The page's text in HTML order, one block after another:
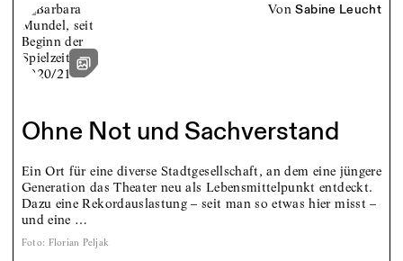
von Sabine Leucht
Ohne Not und Sachverstand
Ein Ort für eine diverse Stadtgesellschaft, an dem eine jüngere
Generation das Theater neu als Lebensmittelpunkt entdeckt.
Dazu eine Rekordauslastung – seit man so etwas hier misst –
und eine …
Foto: Florian Peljak